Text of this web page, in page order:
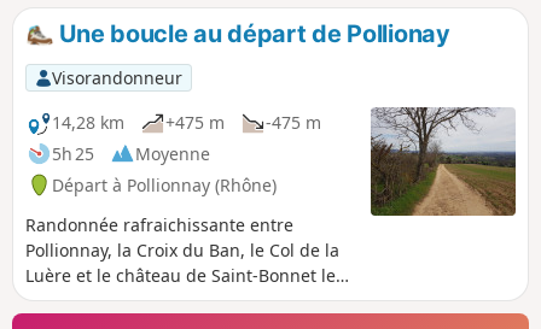
Une boucle au départ de Pollionay
Visorandonneur
14,28 km
+475 m
-475 m
5h 25
Moyenne
Départ à Pollionnay (Rhône)
Randonnée rafraichissante entre
Pollionnay, la Croix du Ban, le Col de la
Luère et le château de Saint-Bonnet le
Froid. Une grande partie de cet